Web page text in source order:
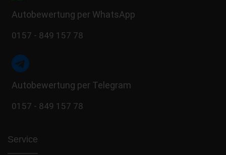
Autobewertung per WhatsApp
0157 - 849 157 78
Autobewertung per Telegram
0157 - 849 157 78
Service